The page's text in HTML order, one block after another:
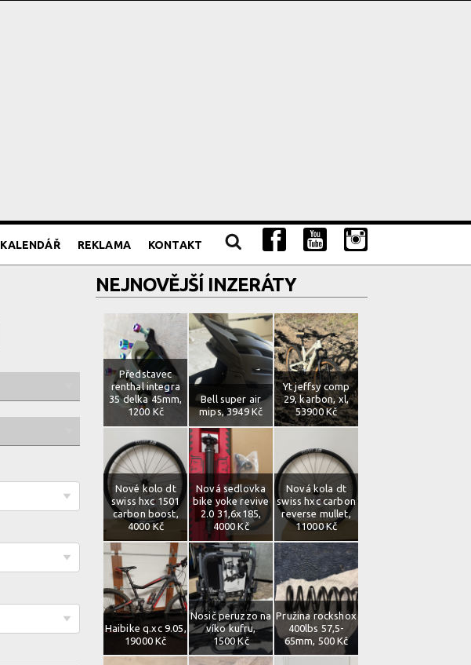
KALENDÁŘ REKLAMA KONTAKT
NEJNOVĚJŠÍ INZERÁTY
Představec
renthal integra
35 delka 45mm,
1200 Kč
Bell super air
mips, 3949 Kč
Yt jeffsy comp
29, karbon, xl,
53900 Kč
Nové kolo dt
swiss hxc 1501
carbon boost,
4000 Kč
Nová sedlovka
bike yoke revive
2.0 31,6x185,
4000 Kč
Nová kola dt
swiss hxc carbon
reverse mullet,
11000 Kč
Haibike q.xc 9.05,
19000 Kč
Nosič peruzzo na
víko kufru,
1500 Kč
Pružina rockshox
400lbs 57,5-
65mm, 500 Kč